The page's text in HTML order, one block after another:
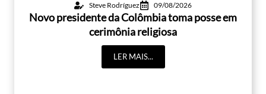
Steve Rodríguez 09/08/2026
Novo presidente da Colômbia toma posse em
cerimônia religiosa
LER MAIS...